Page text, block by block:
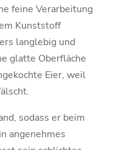
feine Verarbeitung
Kunststoff
langlebig und
glatte Oberfläche
Eier, weil
sodass er beim
angenehmes